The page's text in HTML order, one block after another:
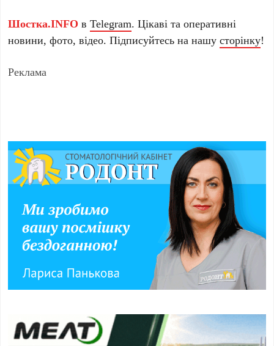
Шостка.INFO вTelegram. Цікаві та оперативні
новини, фото, відео. Підписуйтесь на нашусторінку!
Реклама